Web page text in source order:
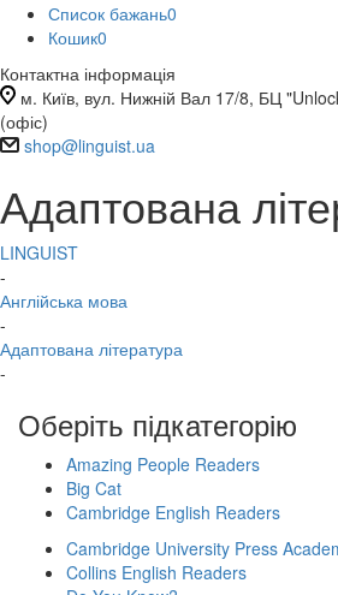
Список бажань0
Кошик0
Контактна інформація
м. Київ, вул. Нижній Вал 17/8, БЦ
(офіс)
shop@linguist.ua
Адаптована
LINGUIST
-
Англійська мова
-
Адаптована література
-
Оберіть підкатегорію
Amazing People Readers
Big Cat
Cambridge English Readers
Cambridge University Press
Collins English Readers